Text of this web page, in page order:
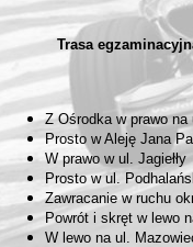
Trasa
Z Ośrodka w prawo na
Prosto w Aleję Jana
W prawo w ul. Jagiełły
Prosto w ul.
Zawracanie w ruchu
Powrót i skręt w lewo
W lewo na ul.